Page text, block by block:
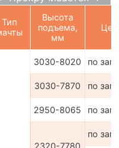
Тип
Высота
подъема,
мм
3030-8020 по
3030-7870 по
2950-8065 по
2320-7780
по